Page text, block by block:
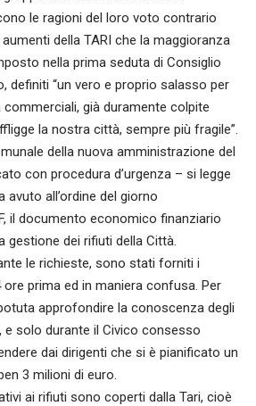
le ragioni del loro voto contrario
della TARI che la maggioranza
nella prima seduta di Consiglio
definiti “un vero e proprio salasso per
già duramente colpite
la nostra città, sempre più fragile”.
della nuova amministrazione del
con procedura d’urgenza – si legge
all’ordine del giorno
il documento economico finanziario
dei rifiuti della Città.
le richieste, sono stati forniti i
prima ed in maniera confusa. Per
approfondire la conoscenza degli
solo durante il Civico consesso
dai dirigenti che si è pianificato un
3 milioni di euro.
ai rifiuti sono coperti dalla Tari, cioè